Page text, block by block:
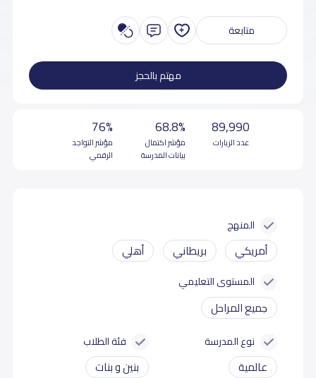
متابعة
مهتم بالحجز
89,990
عدد الزيارات
68.8%
مؤشر اكتمال
بيانات المدرسة
76%
مؤشر التواجد
الرقمي
المنهج
أمريكي بريطاني أهلي
المستوى التعليمي
جميع المراحل
نوع المدرسة
عالمية
فئة الطلاب
بنين و بنات